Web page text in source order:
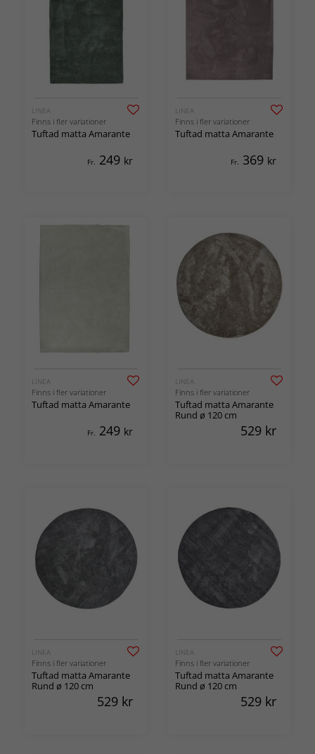
LINEA
Finns i fler variationer
Tuftad matta Amarante
Fr. 249 kr
LINEA
Finns i fler variationer
Tuftad matta Amarante
Fr. 369 kr
LINEA
Finns i fler variationer
Tuftad matta Amarante
Fr. 249 kr
LINEA
Finns i fler variationer
Tuftad matta Amarante
Rund ø 120 cm
529 kr
LINEA
Finns i fler variationer
Tuftad matta Amarante
Rund ø 120 cm
529 kr
LINEA
Finns i fler variationer
Tuftad matta Amarante
Rund ø 120 cm
529 kr